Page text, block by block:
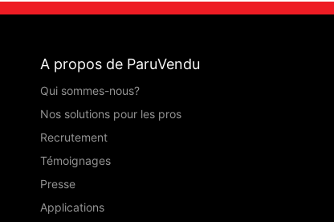
A propos de ParuVendu
Qui sommes-nous?
Nos solutions pour les pros
Recrutement
Témoignages
Presse
Applications